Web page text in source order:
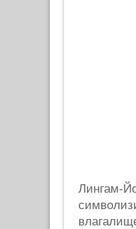
Лингам-